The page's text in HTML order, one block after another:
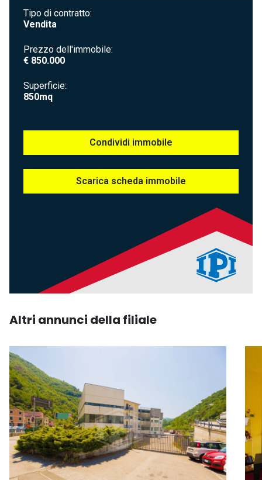
Tipo di contratto
Vendita
Prezzo dell'immobile
€ 850.000
Superficie
850mq
Condividi immobile
Scarica scheda immobile
Altri annunci della filiale